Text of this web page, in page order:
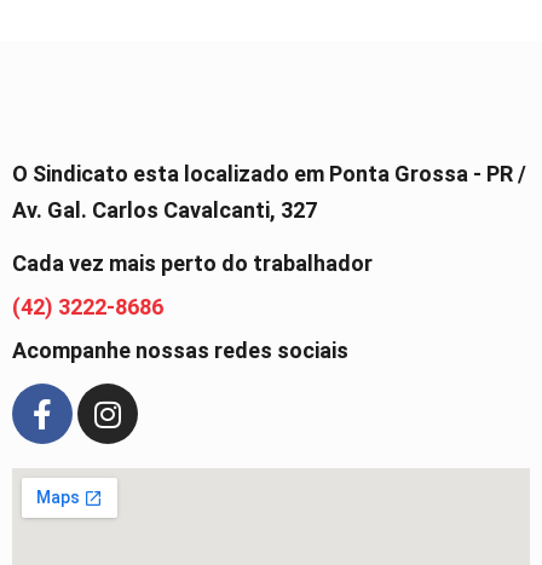
O Sindicato esta localizado em Ponta Grossa - PR /
Av. Gal. Carlos Cavalcanti, 327
Cada vez mais perto do trabalhador
(42) 3222-8686
Acompanhe nossas redes sociais